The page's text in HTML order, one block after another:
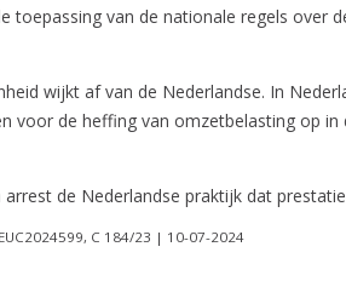
van de nationale regels over
wijkt af van de Nederlandse. In
voor de heffing van omzetbelasting op
de Nederlandse praktijk dat
C 184/23 | 10-07-2024